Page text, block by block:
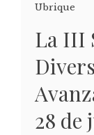
Ubrique
La III
28 de